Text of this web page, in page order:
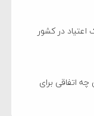
در کشور
اتفاقی برای